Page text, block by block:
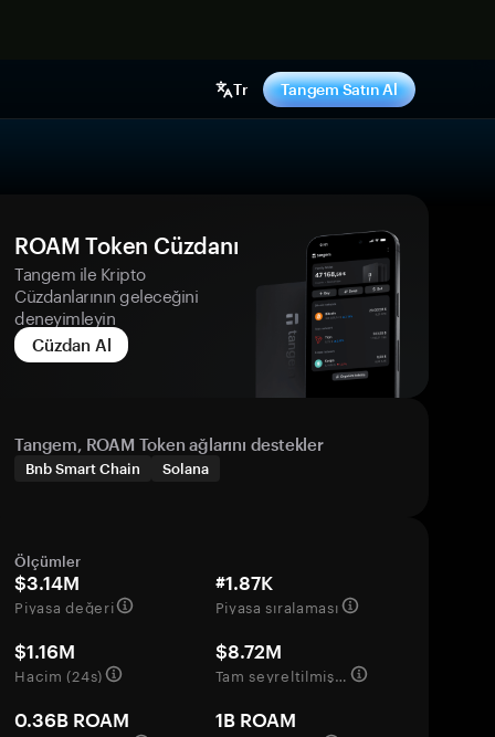
Tr Tangem Satın Al
ROAM Token Cüzdanı
Tangem ile Kripto
Cüzdanlarının geleceğini
deneyimleyin
Cüzdan Al
Tangem, ROAM Token ağlarını destekler
Bnb Smart Chain Solana
Ölçümler
$3.14M
Piyasa değeri
#1.87K
Piyasa sıralaması
$1.16M
Hacim (24s)
$8.72M
Tam seyreltilmiş değerleme
0.36B ROAM
1B ROAM